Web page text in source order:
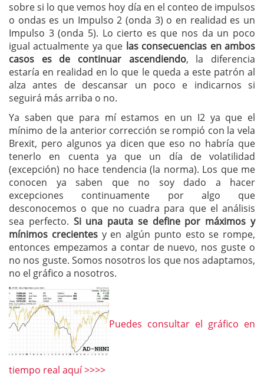
sobre si lo que vemos hoy día en el conteo de impulsos
o ondas es un Impulso 2 (onda 3) o en realidad es un
Impulso 3 (onda 5). Lo cierto es que nos da un poco
igual actualmente ya que las consecuencias en ambos
casos es de continuar ascendiendo, la diferencia
estaría en realidad en lo que le queda a este patrón al
alza antes de descansar un poco e indicarnos si
seguirá más arriba o no.
Ya saben que para mí estamos en un I2 ya que el
mínimo de la anterior corrección se rompió con la vela
Brexit, pero algunos ya dicen que eso no habría que
tenerlo en cuenta ya que un día de volatilidad
(excepción) no hace tendencia (la norma). Los que me
conocen ya saben que no soy dado a hacer
excepciones continuamente por algo que
desconocemos o que no cuadra para que el análisis
sea perfecto. Si una pauta se define por máximos y
mínimos crecientesy en algún punto esto se rompe,
entonces empezamos a contar de nuevo, nos guste o
no nos guste. Somos nosotros los que nos adaptamos,
no el gráfico a nosotros.
Puedes consultar el gráfico en
tiempo real aquí >>>>